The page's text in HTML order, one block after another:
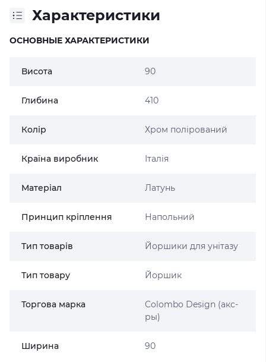
Характеристики
ОСНОВНЫЕ ХАРАКТЕРИСТИКИ
Висота 90
Глибина 410
Колір Хром полірований
Країна виробник Італія
Матеріал Латунь
Принцип кріплення Напольний
Тип товарів Йоршики для унітазу
Тип товару Йоршик
Торгова марка
Colombo Design (акс-
ры)
Ширина 90